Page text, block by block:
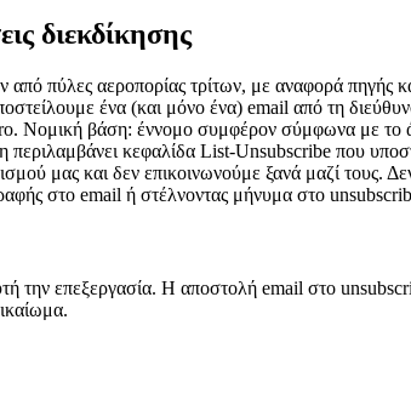
διεκδίκησης
πύλες αεροπορίας τρίτων, με αναφορά πηγής
ένα (και μόνο ένα) email από τη
Νομική βάση: έννομο συμφέρον σύμφωνα με
κεφαλίδα List-Unsubscribe που
μας και δεν επικοινωνούμε ξανά μαζί
στο email ή στέλνοντας μήνυμα στο
την επεξεργασία. Η αποστολή email στο